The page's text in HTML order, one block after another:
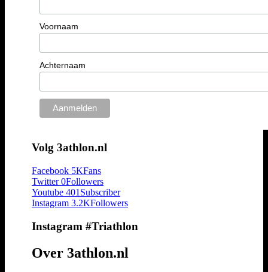
Voornaam
Achternaam
Volg 3athlon.nl
Facebook 5KFans
Twitter 0Followers
Youtube 401 Subscriber
Instagram 3.2KFollowers
Instagram #Triathlon
Over 3athlon.nl